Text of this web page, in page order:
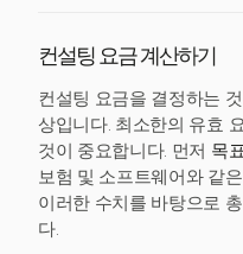
컨설팅 요금 계산하기
컨설팅 요금을 결정하는
상입니다. 최소한의 유효
것이 중요합니다. 먼저 목
보험 및 소프트웨어와 같은
이러한 수치를 바탕으로
다.